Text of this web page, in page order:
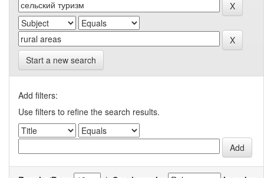
Start a new search
Add filters:
Use filters to refine the search results.